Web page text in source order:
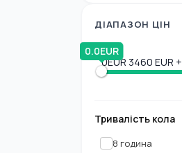
ДІАПАЗОН ЦІН
0EUR 3460 EUR +
0.0EUR
Тривалість кола
8 година